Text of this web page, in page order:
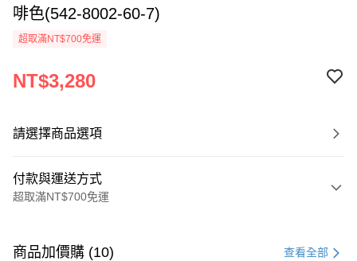
啡色(542-8002-60-7)
超取滿NT$700免運
NT$3,280
請選擇商品選項
付款與運送方式
超取滿NT$700免運
信用卡一次付款
商品加價購 (10) 查看全部